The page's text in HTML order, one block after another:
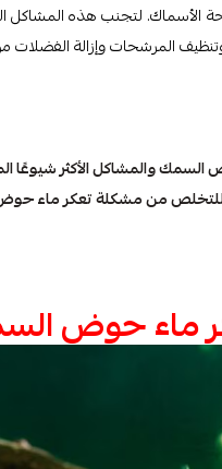
الأسماك. لتجنب هذه
المرشحات وإزالة الفضلات
والمشاكل الأكثر شيوعًا
للتخلص من مشكلة تعكر ماء
حوض